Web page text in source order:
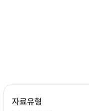
자료유형